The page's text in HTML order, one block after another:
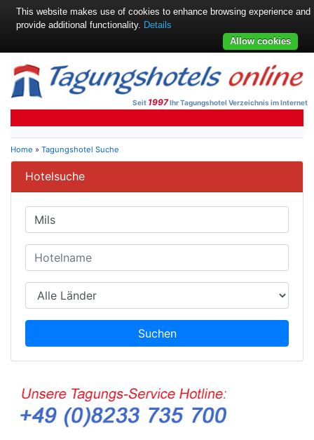
Seit 1997Ihr Tagungshotel Verzeichnis im Internet
Home » Tagungshotel Suche
Hotelsuche
Suchen
This website makes use of cookies to enhance browsing experience and
provide additional functionality. Details
Allow cookies